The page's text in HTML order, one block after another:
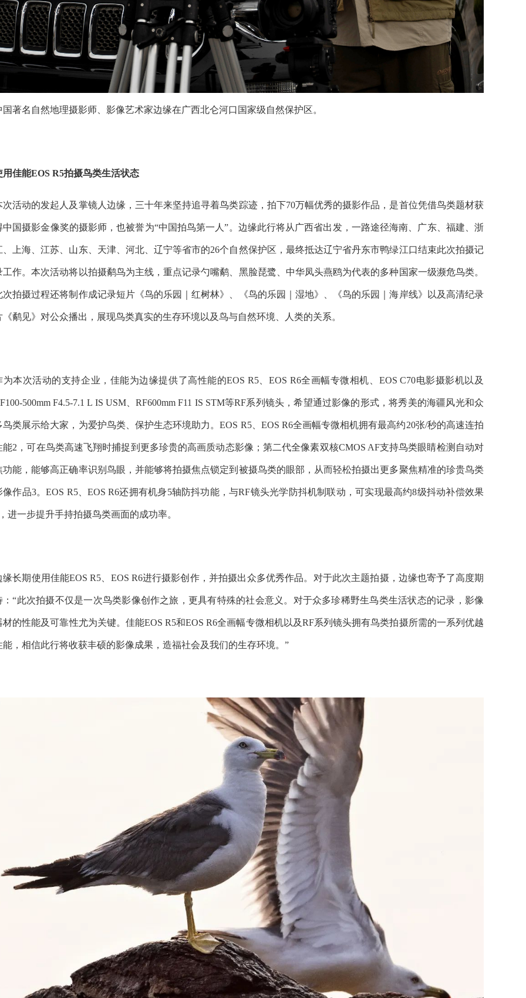
国著名自然地理摄影师、影像艺术家边缘在广西北仑河口国家级自然保护区。
用佳能EOS R5拍摄鸟类生活状态
次活动的发起人及掌镜人边缘，三十年来坚持追寻着鸟类踪迹，拍下70万幅优秀的摄影作品，是首位凭借鸟类题材获
中国摄影金像奖的摄影师，也被誉为“中国拍鸟第一人”。边缘此行将从广西省出发，一路途径海南、广东、福建、浙
、上海、江苏、山东、天津、河北、辽宁等省市的26个自然保护区，最终抵达辽宁省丹东市鸭绿江口结束此次拍摄记
工作。本次活动将以拍摄鹬鸟为主线，重点记录勺嘴鹬、黑脸琵鹭、中华凤头燕鸥为代表的多种国家一级濒危鸟类。
次拍摄过程还将制作成记录短片《鸟的乐园｜红树林》、《鸟的乐园｜湿地》、《鸟的乐园｜海岸线》以及高清纪录
《鹬见》对公众播出，展现鸟类真实的生存环境以及鸟与自然环境、人类的关系。
为本次活动的支持企业，佳能为边缘提供了高性能的EOS R5、EOS R6全画幅专微相机、EOS C70电影摄影机以及
500mm F4.5-7.1 L IS USM、RF600mm F11 IS STM等RF系列镜头，希望通过影像的形式，将秀美的海疆风光和众
鸟类展示给大家，为爱护鸟类、保护生态环境助力。EOS R5、EOS R6全画幅专微相机拥有最高约20张/秒的高速连拍
能2，可在鸟类高速飞翔时捕捉到更多珍贵的高画质动态影像；第二代全像素双核CMOS AF支持鸟类眼睛检测自动对
功能，能够高正确率识别鸟眼，并能够将拍摄焦点锁定到被摄鸟类的眼部，从而轻松拍摄出更多聚焦精准的珍贵鸟类
像作品3。EOS R5、EOS R6还拥有机身5轴防抖功能，与RF镜头光学防抖机制联动，可实现最高约8级抖动补偿效果
进一步提升手持拍摄鸟类画面的成功率。
缘长期使用佳能EOS R5、EOS R6进行摄影创作，并拍摄出众多优秀作品。对于此次主题拍摄，边缘也寄予了高度期
：“此次拍摄不仅是一次鸟类影像创作之旅，更具有特殊的社会意义。对于众多珍稀野生鸟类生活状态的记录，影像
材的性能及可靠性尤为关键。佳能EOS R5和EOS R6全画幅专微相机以及RF系列镜头拥有鸟类拍摄所需的一系列优越
能，相信此行将收获丰硕的影像成果，造福社会及我们的生存环境。”